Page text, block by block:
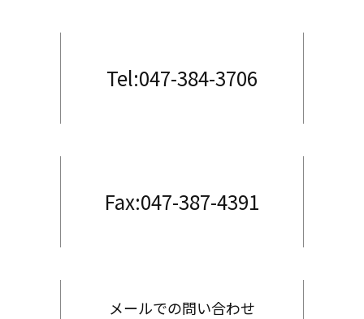
Tel:047-384-3706
Fax:047-387-4391
メールでの問い合わせ